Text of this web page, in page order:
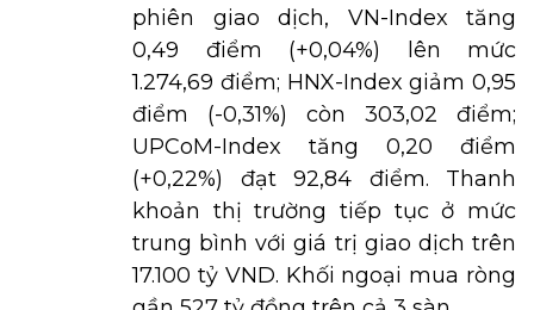
phiên giao dịch, VN-Index tăng
0,49 điểm (+0,04%) lên mức
1.274,69 điểm; HNX-Index giảm 0,95
điểm (-0,31%) còn 303,02 điểm;
UPCoM-Index tăng 0,20 điểm
(+0,22%) đạt 92,84 điểm. Thanh
khoản thị trường tiếp tục ở mức
trung bình với giá trị giao dịch trên
17.100 tỷ VND. Khối ngoại mua ròng